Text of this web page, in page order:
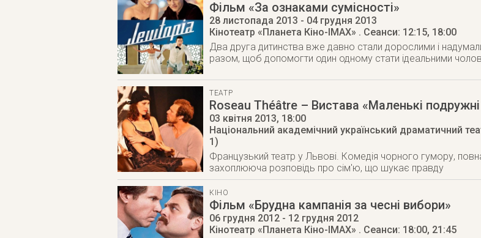
Фільм «За ознаками сумісності»
28 листопада 2013 - 04 грудня 2013
Кінотеатр «Планета Кіно-IMAX» . Сеанси: 12:15, 18:00
Два друга дитинства вже давно стали дорослими і
разом, щоб допомогти один одному стати ідеальними
ТЕАТР
Roseau Théâtre – Вистава «Маленькі
03 квітня 2013, 18:00
Національний академічний український драматичний
1)
Французький театр у Львові. Комедія чорного гумору,
захоплююча розповідь про сім'ю, що шукає правду
КІНО
Фільм «Брудна кампанія за чесні вибори»
06 грудня 2012 - 12 грудня 2012
Кінотеатр «Планета Кіно-IMAX» . Сеанси: 18:00, 21:45